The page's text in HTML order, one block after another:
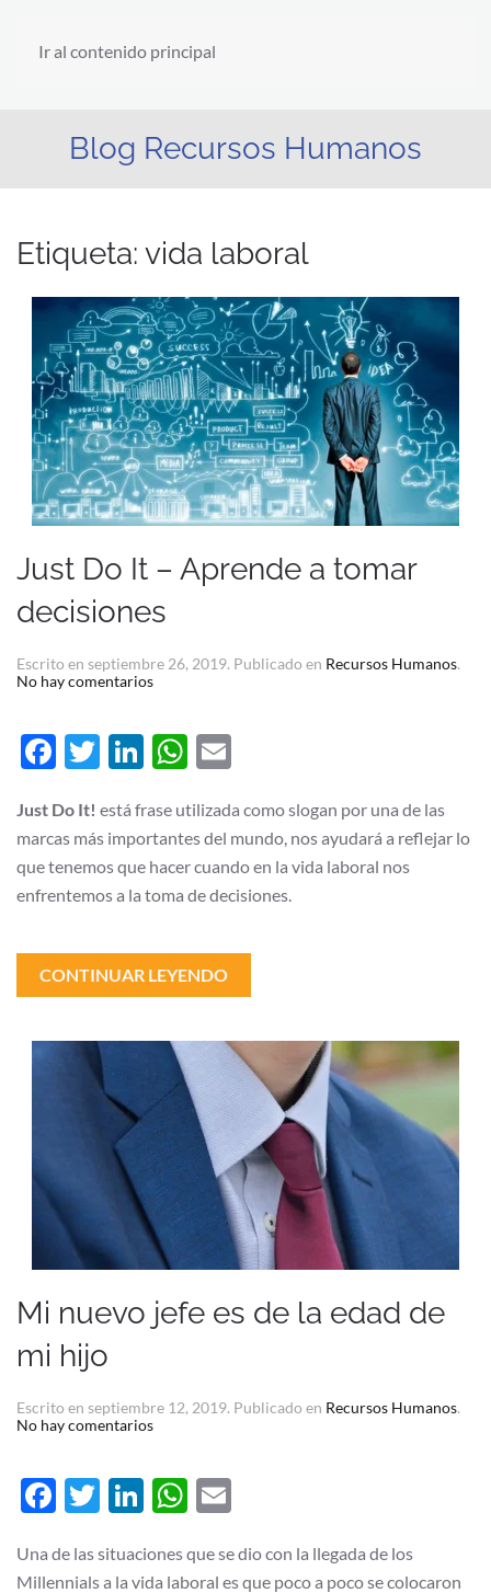
Ir al contenido principal
Blog Recursos Humanos
Etiqueta: vida laboral
Just Do It – Aprende a tomar
decisiones
Escrito en septiembre 26, 2019. Publicado en Recursos Humanos.
No hay comentariosen
It
–
Aprende
tomar
decisiones
Facebook
Twitter
LinkedIn
WhatsApp
Just Do It! está frase utilizada como slogan por una de las
marcas más importantes del mundo, nos ayudará a reflejar lo
que tenemos que hacer cuando en la vida laboral nos
enfrentemos a la toma de decisiones.
CONTINUAR LEYENDO
Mi nuevo jefe es de la edad de
mi hijo
Escrito en septiembre 12, 2019. Publicado en Recursos Humanos.
No hay comentariosen
jefe
es
de
de
mi
Facebook
Twitter
LinkedIn
WhatsApp
Una de las situaciones que se dio con la llegada de los
Millennials a la vida laboral es que poco a poco se colocaron